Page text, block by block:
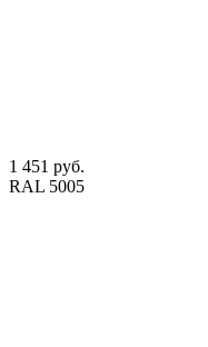
1 451 руб.
RAL 5005